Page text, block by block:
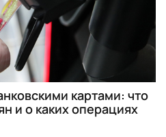
картами: что
и о каких операциях